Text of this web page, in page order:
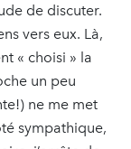
de discuter.
vers eux. Là,
« choisi » la
un peu
ne me met
sympathique,